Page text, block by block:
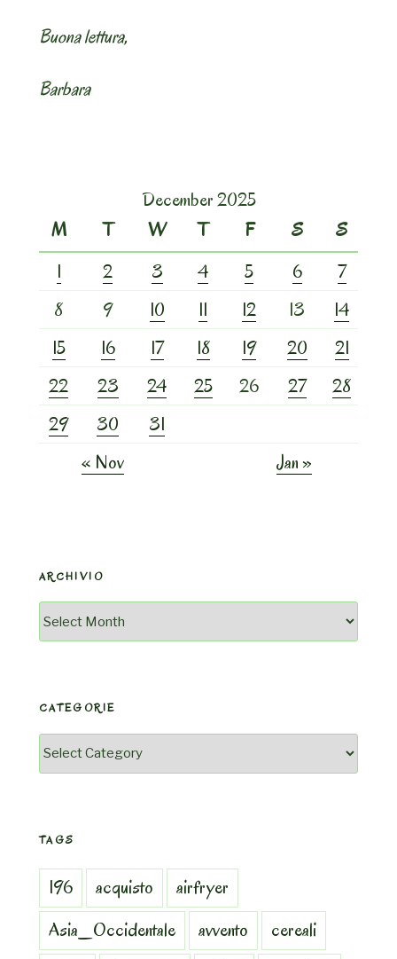
Buona lettura,
Barbara
December 2025
M
T W T F S
S
1
2 3 4 5 6
7
8
9 10 11 12 13
14
15
16 17 18 19 20
21
22
23 24 25 26 27
28
29
30
31
« Nov
Jan »
ARCHIVIO
Archivio
CATEGORIE
Categorie
TAGS
196 acquisto
airfryer
Asia_Occidentale
avvento
cereali